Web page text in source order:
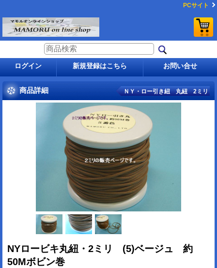
PCサイト
ログイン 新規登録はこちら お問い合せ
商品詳細 ＮＹ・ロー引き紐 丸紐 2ミリ
NYロービキ丸紐・2ミリ (5)ベージュ 約
50Mボビン巻